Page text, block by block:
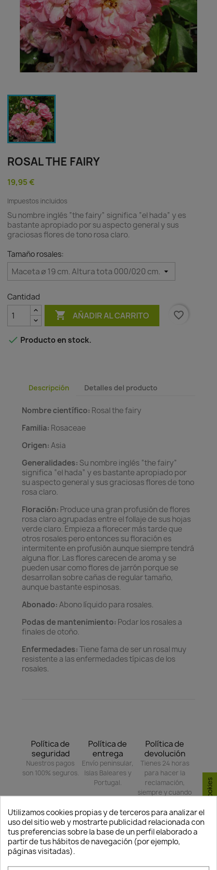
ROSAL THE FAIRY
19,95 €
Impuestos incluidos
Su nombre inglés “the fairy” significa “el hada” y es
bastante apropiado por su aspecto general y sus
graciosas flores de tono rosa claro.
Tamaño rosales:
Cantidad
 AÑADIR AL CARRITO favorite_border
 Producto en stock.
Descripción Detalles del producto
Nombre científico: Rosal the fairy
Familia: Rosaceae
Origen:Asia
Generalidades: Su nombre inglés “the fairy”
significa “el hada” y es bastante apropiado por
su aspecto general y sus graciosas flores de tono
rosa claro.
Floración: Produce una gran profusión de flores
rosa claro agrupadas entre el follaje de sus hojas
verde claro. Empieza a florecer más tarde que
otros rosales pero entonces su floración es
intermitente en profusión aunque siempre tendrá
alguna flor. Las flores carecen de aroma y se
pueden usar como flores de jarrón porque se
desarrollan sobre cañas de regular tamaño,
aunque bastante espinosas.
Abonado:Abono líquido para rosales.
Podas de mantenimiento: Podar los rosales a
finales de otoño.
Enfermedades:Tiene fama de ser un rosal muy
resistente a las enfermedades típicas de los
rosales.
Política de
seguridad
Nuestros pagos
son 100% seguros.
Política de
entrega
Envío peninsular,
Islas Baleares y
Portugal.
Política de
devolución
Tienes 24 horas
para hacer la
reclamación,
siempre y cuando
paquete
deteriorado.
Compartir
Utilizamos cookies propias y de terceros para analizar el
uso del sitio web y mostrarte publicidad relacionada con
tus preferencias sobre la base de un perfil elaborado a
partir de tus hábitos de navegación (por ejemplo,
páginas visitadas).
Consentimiento de cookies